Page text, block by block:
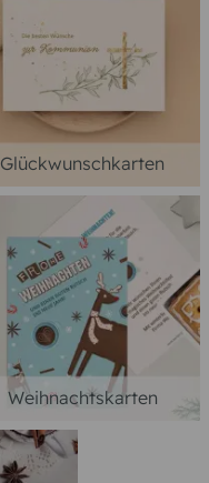
Glückwunschkarten
Weihnachtskarten